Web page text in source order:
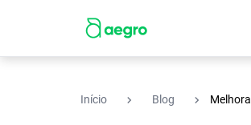
Início navigate_next Blog navigate_next